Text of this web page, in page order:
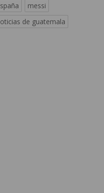
messi
de guatemala